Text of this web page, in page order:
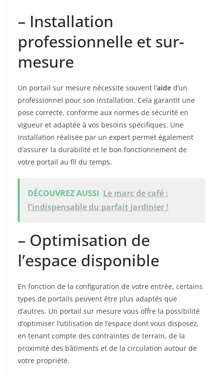
– Installation
professionnelle et sur-
mesure
Un portail sur mesure nécessite souvent l’aide d’un
professionnel pour son installation. Cela garantit une
pose correcte, conforme aux normes de sécurité en
vigueur et adaptée à vos besoins spécifiques. Une
installation réalisée par un expert permet également
d’assurer la durabilité et le bon fonctionnement de
votre portail au fil du temps.
DÉCOUVREZ AUSSI Le marc de café :
l'indispensable du parfait jardinier !
– Optimisation de
l’espace disponible
En fonction de la configuration de votre entrée, certains
types de portails peuvent être plus adaptés que
d’autres. Un portail sur mesure vous offre la possibilité
d’optimiser l’utilisation de l’espace dont vous disposez,
en tenant compte des contraintes de terrain, de la
proximité des bâtiments et de la circulation autour de
votre propriété.